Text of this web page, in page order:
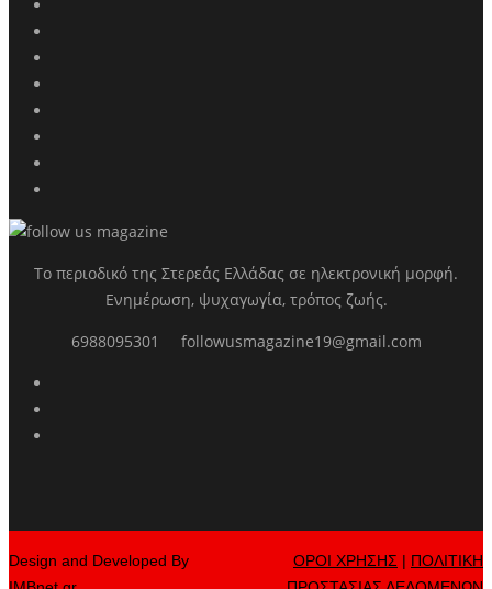
Το περιοδικό της Στερεάς Ελλάδας σε ηλεκτρονική μορφή.
Ενημέρωση, ψυχαγωγία, τρόπος ζωής.
6988095301 followusmagazine19@gmail.com
Design and Developed By
ΟΡΟΙ ΧΡΗΣΗΣ | ΠΟΛΙΤΙΚΗ